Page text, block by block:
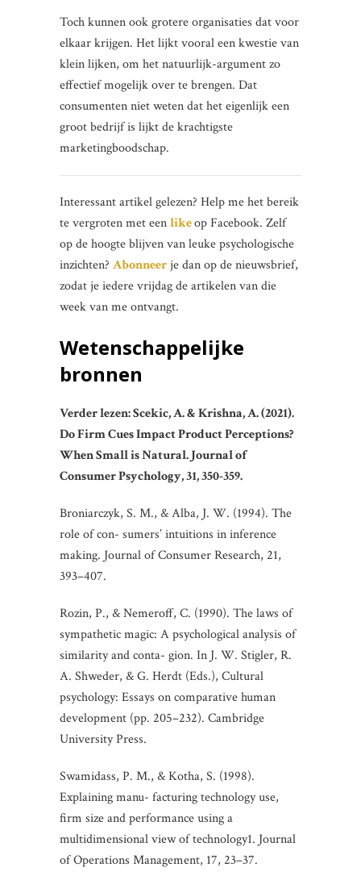
Toch kunnen ook grotere organisaties dat voor
elkaar krijgen. Het lijkt vooral een kwestie van
klein lijken, om het natuurlijk-argument zo
effectief mogelijk over te brengen. Dat
consumenten niet weten dat het eigenlijk een
groot bedrijf is lijkt de krachtigste
marketingboodschap.
Interessant artikel gelezen? Help me het bereik
te vergroten met eenlikeop Facebook. Zelf
op de hoogte blijven van leuke psychologische
inzichten? Abonneerje dan op de nieuwsbrief,
zodat je iedere vrijdag de artikelen van die
week van me ontvangt.
Wetenschappelijke
bronnen
Verder lezen: Scekic, A. & Krishna, A. (2021).
Do Firm Cues Impact Product Perceptions?
When Small is Natural. Journal of
Consumer Psychology, 31, 350-359.
Broniarczyk, S. M., & Alba, J. W. (1994). The
role of con- sumers’ intuitions in inference
making. Journal of Consumer Research, 21,
393–407.
Rozin, P., & Nemeroff, C. (1990). The laws of
sympathetic magic: A psychological analysis of
similarity and conta- gion. In J. W. Stigler, R.
A. Shweder, & G. Herdt (Eds.), Cultural
psychology: Essays on comparative human
development (pp. 205–232). Cambridge
University Press.
Swamidass, P. M., & Kotha, S. (1998).
Explaining manu- facturing technology use,
firm size and performance using a
multidimensional view of technology1. Journal
of Operations Management, 17, 23–37.